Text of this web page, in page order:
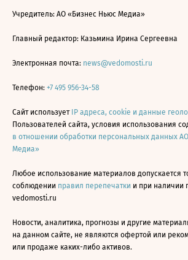
Учредитель: АО «Бизнес Ньюс Медиа»
Главный редактор: Казьмина Ирина Сергеевна
Электронная почта: news@vedomosti.ru
Телефон: +7 495 956-34-58
Сайт использует IP адреса, cookie и данные
Пользователей сайта, условия использования
в отношении обработки персональных данных
Медиа»
Любое использование материалов допускается
соблюдении правил перепечатки и при наличии
vedomosti.ru
Новости, аналитика, прогнозы и другие
на данном сайте, не являются офертой или
или продаже каких-либо активов.